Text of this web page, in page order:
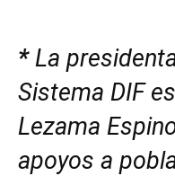
* La
Sistema DIF
Lezama
apoyos a